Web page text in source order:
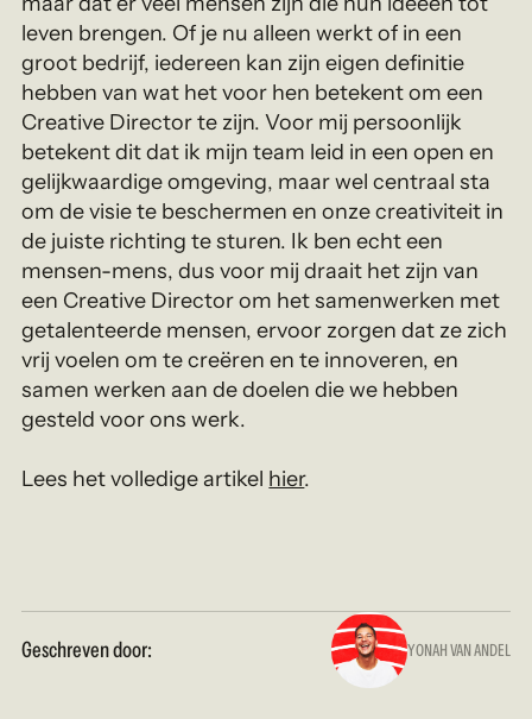
leven brengen. Of je nu alleen werkt of in een
groot bedrijf, iedereen kan zijn eigen definitie
hebben van wat het voor hen betekent om een
Creative Director te zijn. Voor mij persoonlijk
betekent dit dat ik mijn team leid in een open en
gelijkwaardige omgeving, maar wel centraal sta
om de visie te beschermen en onze creativiteit in
de juiste richting te sturen. Ik ben echt een
mensen-mens, dus voor mij draait het zijn van
een Creative Director om het samenwerken met
getalenteerde mensen, ervoor zorgen dat ze zich
vrij voelen om te creëren en te innoveren, en
samen werken aan de doelen die we hebben
gesteld voor ons werk.
Lees het volledige artikel hier.
Geschreven door: YONAH VAN ANDEL